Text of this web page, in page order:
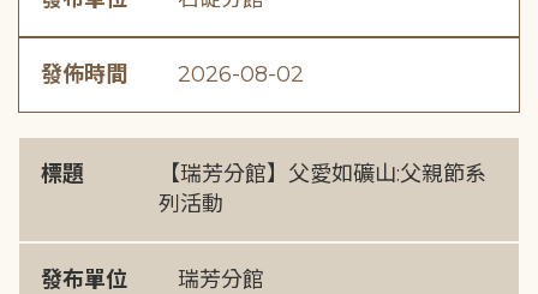
發佈時間 2026-08-02
標題
【瑞芳分館】父愛如礦山:父親節系
列活動
發布單位 瑞芳分館